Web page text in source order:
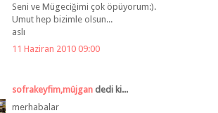
Seni ve Mügeciğimi çok öpüyorum:).
Umut hep bizimle olsun...
aslı
11 Haziran 2010 09:00
sofrakeyfim,müjgan dedi ki...
merhabalar